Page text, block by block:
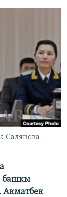
Салянова
башкы
Акматбек